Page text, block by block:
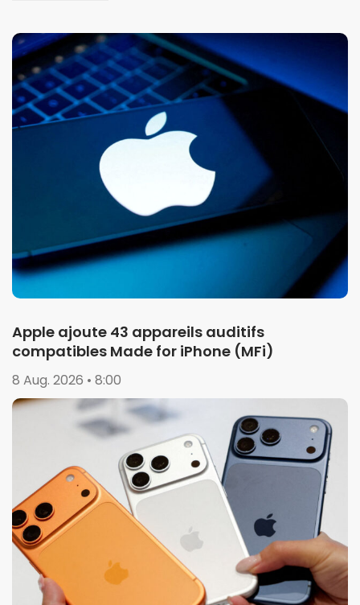
Apple ajoute 43 appareils auditifs
compatibles Made for iPhone (MFi)
8 Aug. 2026 • 8:00